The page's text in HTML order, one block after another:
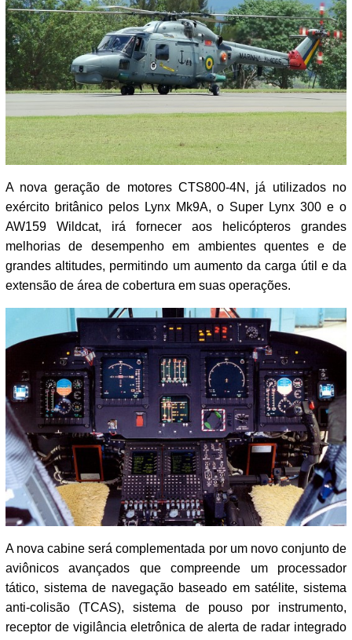
A nova geração de motores CTS800-4N, já utilizados no
exército britânico pelos Lynx Mk9A, o Super Lynx 300 e o
AW159 Wildcat, irá fornecer aos helicópteros grandes
melhorias de desempenho em ambientes quentes e de
grandes altitudes, permitindo um aumento da carga útil e da
extensão de área de cobertura em suas operações.
A nova cabine será complementada por um novo conjunto de
aviônicos avançados que compreende um processador
tático, sistema de navegação baseado em satélite, sistema
anti-colisão (TCAS), sistema de pouso por instrumento,
receptor de vigilância eletrônica de alerta de radar integrado